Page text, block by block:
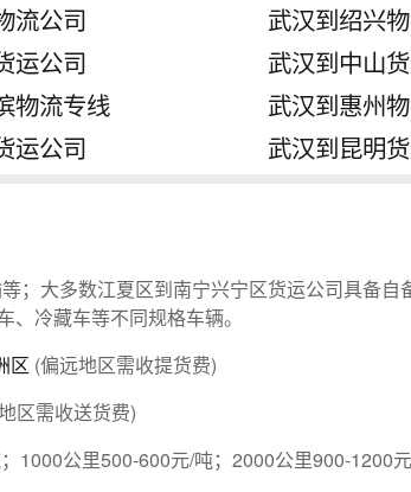
流公司
武汉到绍兴
运公司
武汉到中山
物流专线
武汉到惠州
运公司 武汉到昆明
；大多数江夏区到南宁兴宁区货运公司具备自
冷藏车等不同规格车辆。
区 (偏远地区需收提货费)
区需收送货费)
公里500-600元/吨；2000公里900-1200